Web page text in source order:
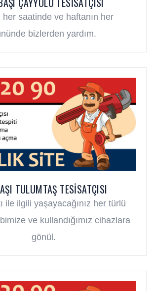
her saatinde ve haftanın her
bizlerden yardım.
TULUMTAŞ TESISATÇISI
ile ilgili yaşayacağınız her türlü
ve kullandığımız cihazlara
gönül.